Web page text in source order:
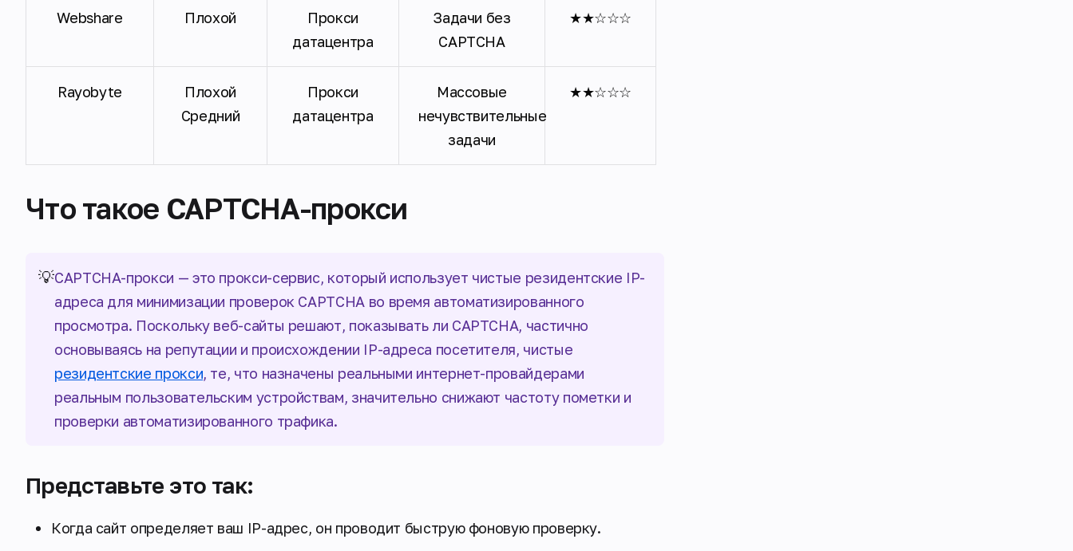
Webshare Плохой
Прокси
датацентра
Задачи без
CAPTCHA
★★☆☆☆
Rayobyte
Плохой
Средний
Прокси
датацентра
Массовые
нечувствительные
задачи
★★☆☆☆
Что такое CAPTCHA-прокси
💡CAPTCHA-прокси — это прокси-сервис, который использует чистые резидентские IP-
адреса для минимизации проверок CAPTCHA во время автоматизированного
просмотра. Поскольку веб-сайты решают, показывать ли CAPTCHA, частично
основываясь на репутации и происхождении IP-адреса посетителя, чистые
резидентские прокси, те, что назначены реальными интернет-провайдерами
реальным пользовательским устройствам, значительно снижают частоту пометки и
проверки автоматизированного трафика.
Представьте это так:
Когда сайт определяет ваш IP-адрес, он проводит быструю фоновую проверку.